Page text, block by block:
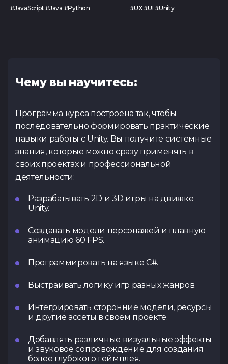
#JavaScript #Java #Python #UX #UI #Unity
Чему вы научитесь:
Программа курса построена так, чтобы
последовательно формировать практические
навыки работы с Unity. Вы получите системные
знания, которые можно сразу применять в
своих проектах и ​​профессиональной
деятельности:
Разрабатывать 2D и 3D игры на движке
Unity.
Создавать модели персонажей и плавную
анимацию 60 FPS.
Программировать на языке C#.
Выстраивать логику игр разных жанров.
Интегрировать сторонние модели, ресурсы
и другие ассеты в своем проекте.
Добавлять различные визуальные эффекты
и звуковое сопровождение для создания
более глубокого геймплея.